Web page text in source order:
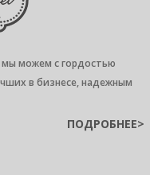
можем с гордостью
в бизнесе, надежным
ПОДРОБНЕЕ>